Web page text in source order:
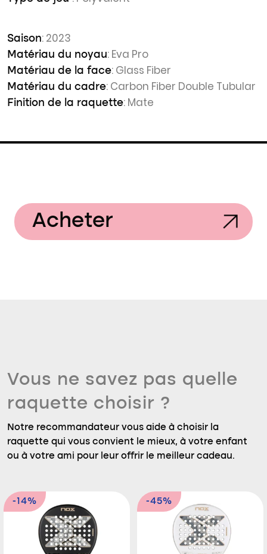
Saison: 2023
Matériau du noyau: Eva Pro
Matériau de la face: Glass Fiber
Matériau du cadre: Carbon Fiber Double Tubular
Finition de la raquette: Mate
Acheter
Vous ne savez pas quelle
raquette choisir ?
Notre recommandateur vous aide à choisir la
raquette qui vous convient le mieux, à votre enfant
ou à votre ami pour leur offrir le meilleur cadeau.
-14% -45%